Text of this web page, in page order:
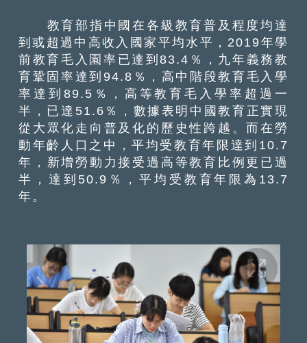
教育部指中國在各級教育普及程度均達
到或超過中高收入國家平均水平，2019年學
前教育毛入園率已達到83.4％，九年義務教
育鞏固率達到94.8％，高中階段教育毛入學
率達到89.5％，高等教育毛入學率超過一
半，已達51.6％，數據表明中國教育正實現
從大眾化走向普及化的歷史性跨越。而在勞
動年齡人口之中，平均受教育年限達到10.7
年，新增勞動力接受過高等教育比例更已過
半，達到50.9％，平均受教育年限為13.7
年。